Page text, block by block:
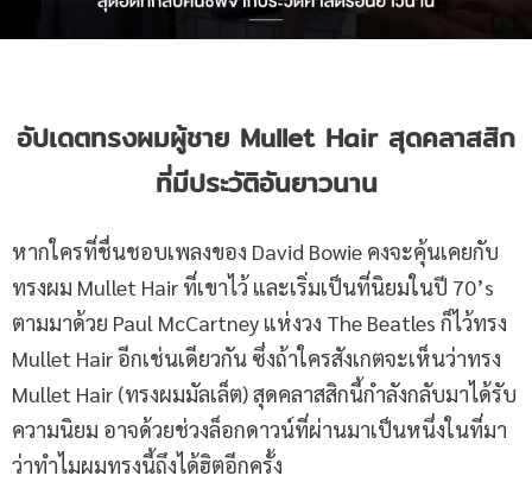
อัปเดตทรงผมผู้ชาย Mullet Hair สุดคลาสสิก
ที่มีประวัติอันยาวนาน
หากใครที่ชื่นชอบเพลงของ David Bowie คงจะคุ้นเคยกับ
ทรงผม Mullet Hair ที่เขาไว้ และเริ่มเป็นที่นิยมในปี 70’s
ตามมาด้วย Paul McCartney แห่งวง The Beatles ก็ไว้ทรง
Mullet Hair อีกเช่นเดียวกัน ซึ่งถ้าใครสังเกตจะเห็นว่าทรง
Mullet Hair (ทรงผมมัลเล็ต) สุดคลาสสิกนี้กำลังกลับมาได้รับ
ความนิยม อาจด้วยช่วงล็อกดาวน์ที่ผ่านมาเป็นหนึ่งในที่มา
ว่าทำไมผมทรงนี้ถึงได้ฮิตอีกครั้ง